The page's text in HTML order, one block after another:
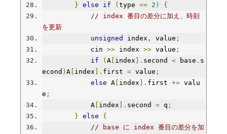
} else if ( type == 2 )
{
// index 番目の差分に加え、時刻
を更新
unsigned
index , value ;
            cin
>> index >> value ;
if
( A index ]. second < base . s
econd ) A index ]. first = value ;
else A index ]. first += valu
e ;
            A
index ]. second = q ;
} else
{
// base に index 番目の差分を加